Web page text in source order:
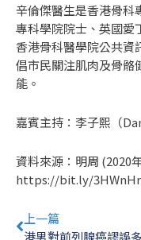
辛倫傑醫生是香港骨科
專科學院院士、英國愛
香港骨科醫學院公共資
倡市民關注肌肉及骨骼
能。
嘉賓主持：李子熙（
資料來源：明周 (2020
https://bit.ly/
Prev
上一篇